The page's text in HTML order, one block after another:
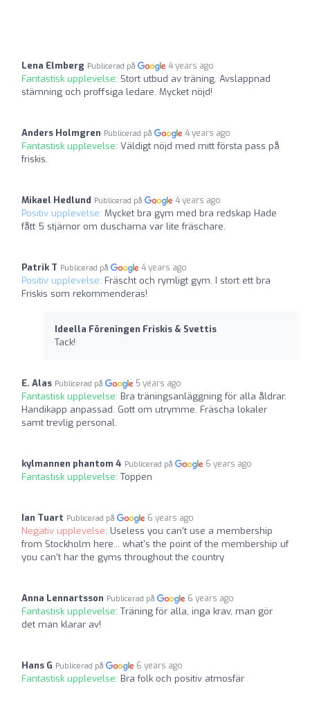
Lena Elmberg Publicerad på 4 years ago
Fantastisk upplevelse: Stort utbud av träning. Avslappnad
stämning och proffsiga ledare. Mycket nöjd!
Anders Holmgren Publicerad på 4 years ago
Fantastisk upplevelse: Väldigt nöjd med mitt första pass på
friskis.
Mikael Hedlund Publicerad på 4 years ago
Positiv upplevelse: Mycket bra gym med bra redskap Hade
fått 5 stjärnor om duscharna var lite fräschare.
Patrik T Publicerad på 4 years ago
Positiv upplevelse: Fräscht och rymligt gym. I stort ett bra
Friskis som rekommenderas!
Ideella Föreningen Friskis & Svettis
Tack!
E. Alas Publicerad på 5 years ago
Fantastisk upplevelse: Bra träningsanläggning för alla åldrar.
Handikapp anpassad. Gott om utrymme. Fräscha lokaler
samt trevlig personal.
kylmannen phantom 4 Publicerad på 6 years ago
Fantastisk upplevelse: Toppen
Ian Tuart Publicerad på 6 years ago
Negativ upplevelse: Useless you can't use a membership
from Stockholm here... what's the point of the membership uf
you can't har the gyms throughout the country
Anna Lennartsson Publicerad på 6 years ago
Fantastisk upplevelse: Träning för alla, inga krav, man gör
det man klarar av!
Hans G Publicerad på 6 years ago
Fantastisk upplevelse: Bra folk och positiv atmosfär